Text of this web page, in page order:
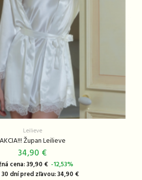
Leilieve
AKCIA!!! Župan Leilieve
34,90 €
cena: 39,90 € -12,53%
30 dní pred zľavou: 34,90 €